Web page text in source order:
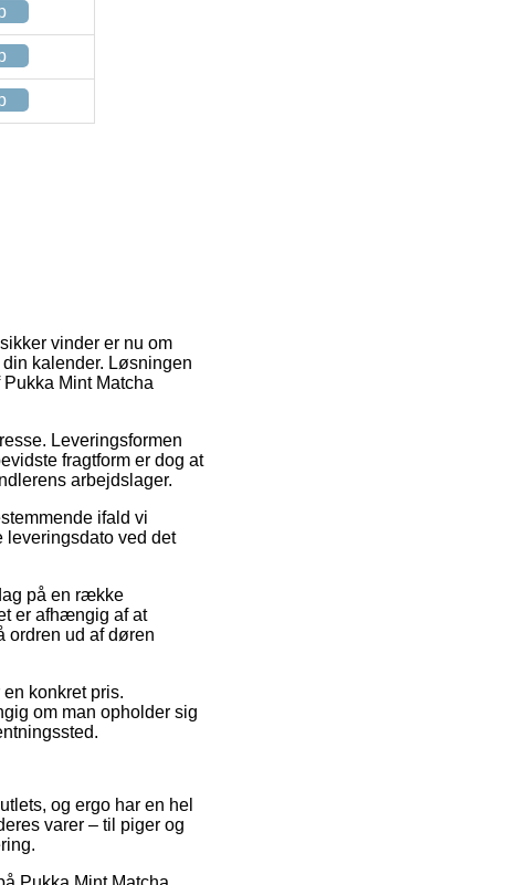
vinder er nu om
kalender. Løsningen
Mint Matcha
Leveringsformen
fragtform er dog at
arbejdslager.
ifald vi
leveringsdato ved det
på en række
er afhængig af at
ordren ud af døren
konkret pris.
om man opholder sig
og ergo har en hel
varer – til piger og